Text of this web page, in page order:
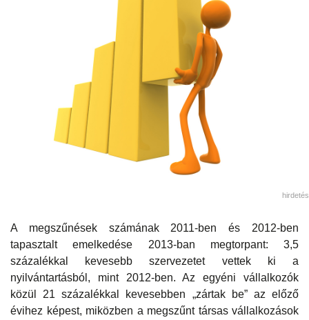
hirdetés
A megszűnések számának 2011-ben és 2012-ben
tapasztalt emelkedése 2013-ban megtorpant: 3,5
százalékkal kevesebb szervezetet vettek ki a
nyilvántartásból, mint 2012-ben. Az egyéni vállalkozók
közül 21 százalékkal kevesebben „zártak be” az előző
évihez képest, miközben a megszűnt társas vállalkozások